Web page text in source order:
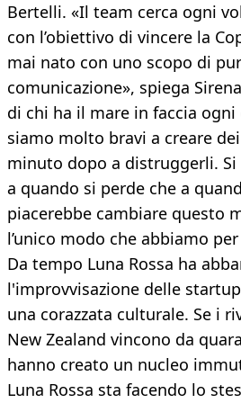
Bertelli. «Il team cerca ogni
con l’obiettivo di vincere la
mai nato con uno scopo di
comunicazione», spiega
di chi ha il mare in faccia
siamo molto bravi a creare
minuto dopo a distruggerli.
a quando si perde che a
piacerebbe cambiare questo
l’unico modo che abbiamo
Da tempo Luna Rossa ha
l'improvvisazione delle
una corazzata culturale. Se i
New Zealand vincono da
hanno creato un nucleo
Luna Rossa sta facendo lo